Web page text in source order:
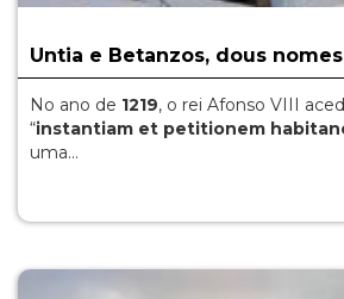
Untia e Betanzos, dous
No ano de 1219, o rei Afonso VIII
“instantiam et petitionem
uma…